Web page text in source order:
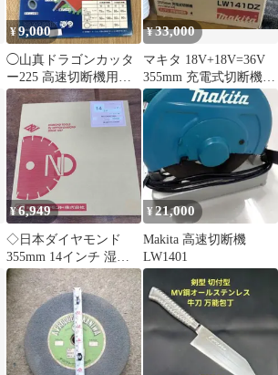
100V★プロ仕様★建築
★現場★鉄筋★パイプ
★アングル★加工
¥9,000
◯山真ドラゴンカッタ
ー225 高速切断機用
305・355 mm YSD-225
¥33,000
マキタ 18V+18V=36V
355mm 充電式切断機本
体のみ LW141DZ
¥6,949
◇日本ダイヤモンド
355mm 14インチ 湿式
ダイヤモンドブレード
14Z-P 27H 718914C【柏
店】
¥21,000
Makita 高速切断機
LW1401